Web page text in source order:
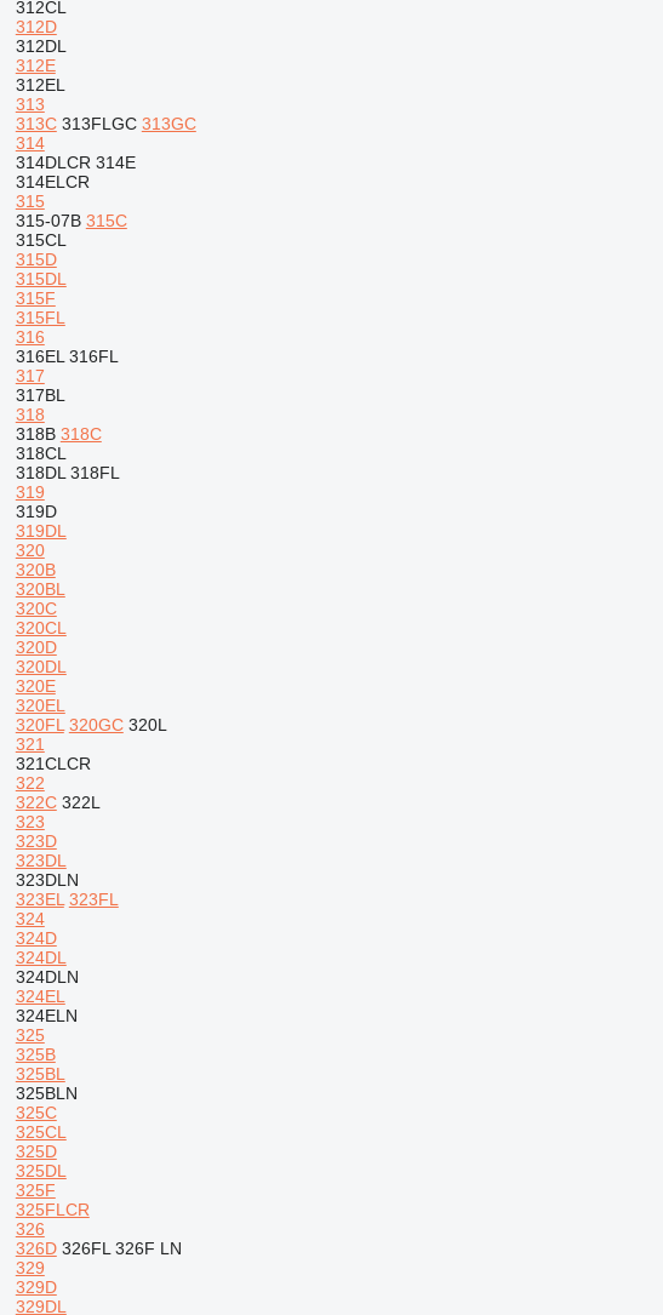
312CL
312D
312DL
312E
312EL
313
313C 313FLGC 313GC
314
314DLCR 314E
314ELCR
315
315-07B 315C
315CL
315D
315DL
315F
315FL
316
316EL 316FL
317
317BL
318
318B 318C
318CL
318DL 318FL
319
319D
319DL
320
320B
320BL
320C
320CL
320D
320DL
320E
320EL
320FL 320GC 320L
321
321CLCR
322
322C 322L
323
323D
323DL
323DLN
323EL 323FL
324
324D
324DL
324DLN
324EL
324ELN
325
325B
325BL
325BLN
325C
325CL
325D
325DL
325F
325FLCR
326
326D 326FL 326F LN
329
329D
329DL